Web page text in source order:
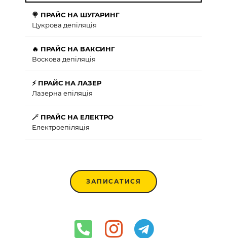
🍭 ПРАЙС НА ШУГАРИНГ
Цукрова депіляція
🔥 ПРАЙС НА ВАКСИНГ
Воскова депіляція
⚡ ПРАЙС НА ЛАЗЕР
Лазерна епіляція
🪄 ПРАЙС НА ЕЛЕКТРО
Електроепіляція
ЗАПИСАТИСЯ